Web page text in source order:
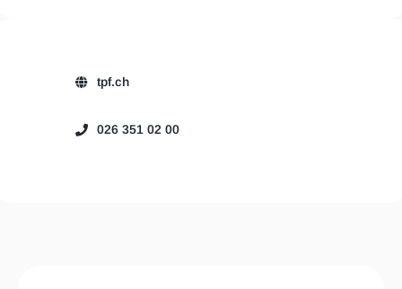
tpf.ch
026 351 02 00